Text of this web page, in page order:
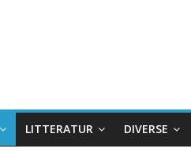
LITTERATUR DIVERSE